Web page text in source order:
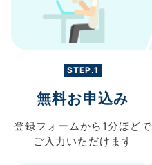
STEP.1
無料お申込み
登録フォームから 1分ほどで
ご入力 いただけます